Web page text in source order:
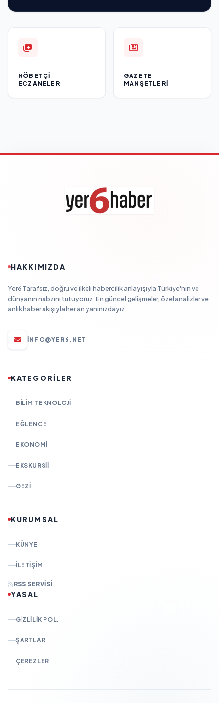
NÖBETÇI
ECZANELER
GAZETE
MANŞETLERI
HAKKIMIZDA
Yer6 Tarafsız, doğru ve ilkeli habercilik anlayışıyla Türkiye'nin ve
dünyanın nabzını tutuyoruz. En güncel gelişmeler, özel analizler ve
anlık haber akışıyla her an yanınızdayız.
INFO@YER6.NET
KATEGORİLER
BILIM TEKNOLOJI
EĞLENCE
EKONOMI
EKSKURSII
GEZI
KURUMSAL
KÜNYE
İLETIŞIM
RSS SERVISI
YASAL
GIZLILIK POL.
ŞARTLAR
ÇEREZLER